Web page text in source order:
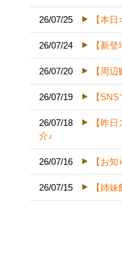
26/07/25 【本
26/07/24 【新
26/07/20 【周
26/07/19 【
26/07/18
【昨
介♪
26/07/16 【お
26/07/15 【姉